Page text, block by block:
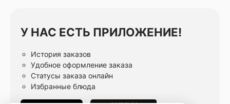
У НАС ЕСТЬ ПРИЛОЖЕНИЕ!
История заказов
Удобное оформление заказа
Статусы заказа онлайн
Избранные блюда